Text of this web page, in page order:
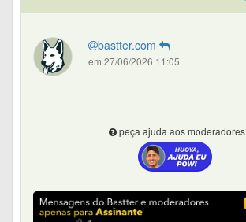
bastter.com
em 27/06/2026 11:05
peça ajuda aos moderadores